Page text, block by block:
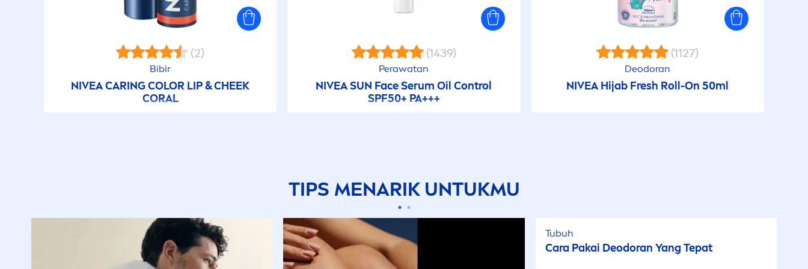
(2)
Bibir
NIVEACARINGCOLOR LIP& CHEEK
CORAL
(1439)
Perawatan
NIVEA SUN Face Serum Oil Control
SPF50+ PA+++
(1127)
Deodoran
NIVEA Hijab Fresh Roll-On 50ml
TIPS MENARIK UNTUKMU
Tubuh
Cara Pakai Deodoran Yang Tepat